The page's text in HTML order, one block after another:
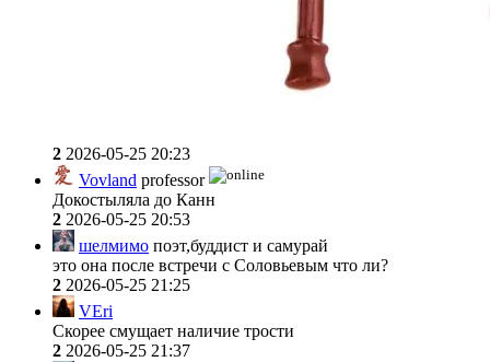
2 2026-05-25 20:23
Vovland professor
Докостыляла до Канн
2 2026-05-25 20:53
шелмимо поэт,буддист и самурай
это она после встречи с Соловьевым что ли?
2 2026-05-25 21:25
VEri
Скорее смущает наличие трости
2 2026-05-25 21:37